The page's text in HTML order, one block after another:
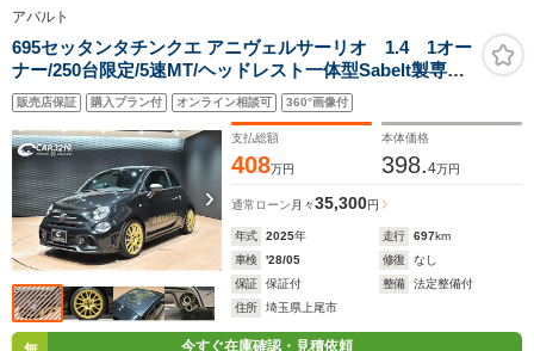
アバルト
695セッタンタチンクエ アニヴェルサーリオ 1.4 1オー
ナー/250台限定/5速MT/ヘッドレスト一体型Sabelt製専用
スポーツシート/レコードモンツァエキゾースト/Beats製
プレミアムサウンドシステム/専用17インチAW/ゴールド
サイドストライプ/コーナーセンサー/Car Play
販売店保証 購入プラン付 オンライン相談可 360°画像付
支払総額
408万円
本体価格
398.4万円
通常ローン 月々35,300円
年式 2025年 走行 697km
車検
'28/05 修復
なし
保証
保証付 整備
法定整備付
住所
埼玉県上尾市
今すぐ在庫確認・見積依頼